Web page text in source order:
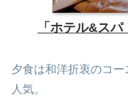
「ホテル&ス
夕食は和洋折衷のコ
人気。